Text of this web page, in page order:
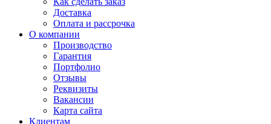
Доставка
Оплата и рассрочка
О компании
Производство
Гарантия
Портфолио
Отзывы
Реквизиты
Вакансии
Карта сайта
Клиентам